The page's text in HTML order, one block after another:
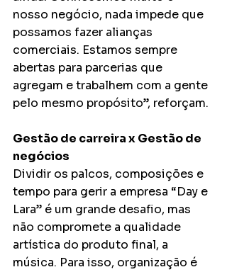
nosso negócio, nada impede que
possamos fazer alianças
comerciais. Estamos sempre
abertas para parcerias que
agregam e trabalhem com a gente
pelo mesmo propósito”, reforçam.
Gestão de carreira x Gestão de
negócios
Dividir os palcos, composições e
tempo para gerir a empresa “Day e
Lara” é um grande desafio, mas
não compromete a qualidade
artística do produto final, a
música. Para isso, organização é